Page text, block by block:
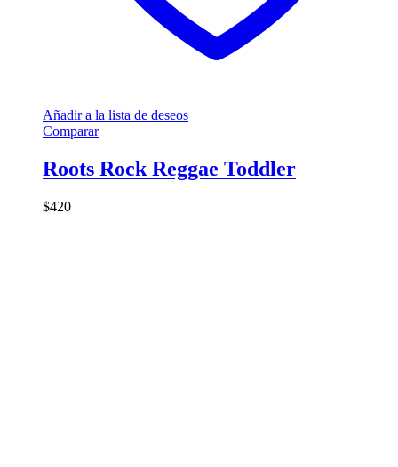
Añadir a la lista de deseos
Comparar
Roots Rock Reggae Toddler
$420